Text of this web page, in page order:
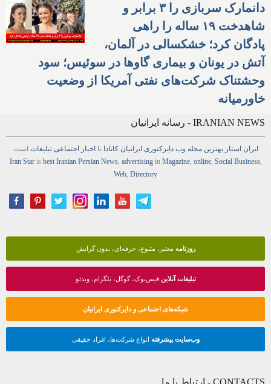
دانمارک سربازی را ۳ برابر و
شاهدخت ۱۹ ساله را راهی
پادگان کرد؛ خشکسالی در آلمان،
آتش در یونان و بیماری گاوها در سوئیس؛ سود
وحشتناک شرکت‌های نفتی آمریکا از وضعیت
خاورمیانه
IRANIAN NEWS - رسانه ایرانیان
ایران استار بهترین مجله وب دایرکتوری ایرانیان کانادا بااخبار اجتماعی تبلیغات است
Iran Staris best Iranian Persian News, advertisingin Magazine, online, Social Business,
Web Directory
روزنامه معتبر، متنوع، حرفه‌ای، بدون گرایش
تبلیغات آنلاینفیس‌بوک، گوگل، تلگرام، ویدئو
شبکه‌های اجتماعی و دایرکتوری ایرانیان
وب‌سایت پیشرفته انواع شرکت‌ها، افراد حقیقی
CONTACTS - ارتباط با ما